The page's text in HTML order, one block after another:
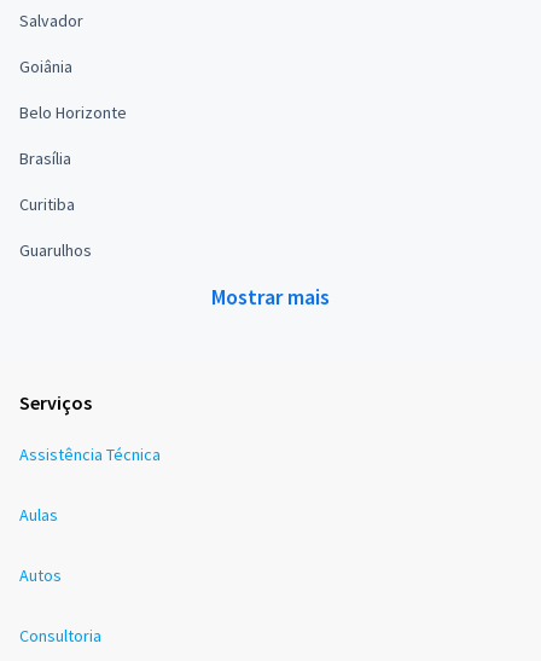
Salvador
Goiânia
Belo Horizonte
Brasília
Curitiba
Guarulhos
Mostrar mais
Serviços
Assistência Técnica
Aulas
Autos
Consultoria